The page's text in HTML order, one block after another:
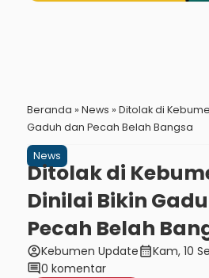
Beranda » News » Ditolak di
Gaduh dan Pecah Belah Bangsa
News
Ditolak di
Dinilai Bikin
Pecah Belah
account_circleKebumen Updatecalendar_monthKam, 10
comment0 komentar